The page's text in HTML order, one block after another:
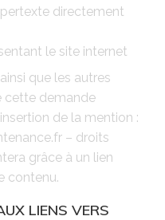
directement
le site internet
que les autres
cette demande
de la mention :
– droits
grâce à un lien
contenu.
LIENS VERS